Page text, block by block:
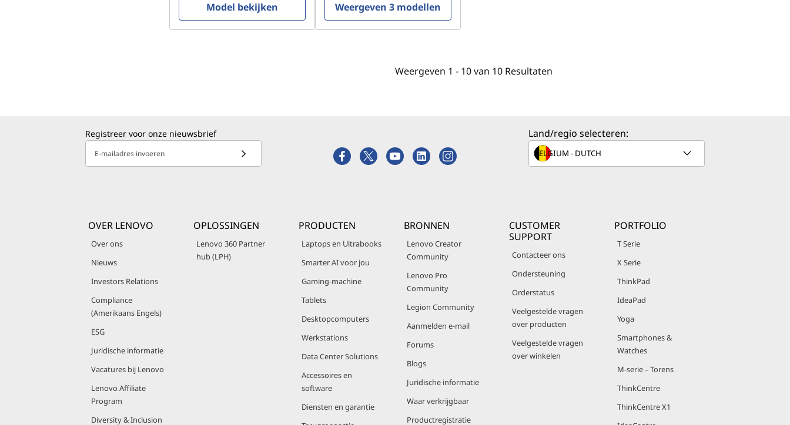
Model bekijken Weergeven 3 modellen
Weergeven 1 - 10van 10 Resultaten
Registreer voor onze nieuwsbrief
E-mailadres invoeren
Land/regio selecteren:
OVER LENOVO
Over ons
Nieuws
Investors Relations
Compliance
(Amerikaans Engels)
ESG
Juridische informatie
Vacatures bij Lenovo
Lenovo Affiliate
Program
Diversity & Inclusion
OPLOSSINGEN
Lenovo 360 Partner
hub (LPH)
PRODUCTEN
Laptops en Ultrabooks
Smarter AI voor jou
Gaming-machine
Tablets
Desktopcomputers
Werkstations
Data Center Solutions
Accessoires en
software
Diensten en garantie
BRONNEN
Lenovo Creator
Community
Lenovo Pro
Community
Legion Community
Aanmelden e-mail
Forums
Blogs
Juridische informatie
Waar verkrijgbaar
Productregistratie
CUSTOMER
SUPPORT
Contacteer ons
Ondersteuning
Orderstatus
Veelgestelde vragen
over producten
Veelgestelde vragen
over winkelen
PORTFOLIO
T Serie
X Serie
ThinkPad
IdeaPad
Yoga
Smartphones &
Watches
M-serie – Torens
ThinkCentre
ThinkCentre X1